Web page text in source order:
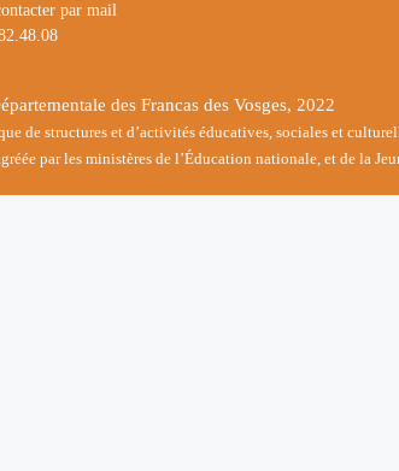
par mail
des Francas des Vosges, 2022
de structures et d’activités éducatives, sociales et
par les ministères de l’Éducation nationale, et de la